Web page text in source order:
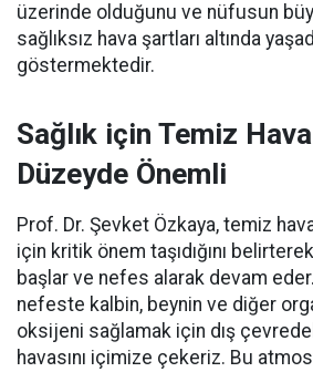
üzerinde olduğunu ve nüfusun
sağlıksız hava şartları altında
göstermektedir.
Sağlık için Temiz
Düzeyde Önemli
Prof. Dr. Şevket Özkaya, temiz
için kritik önem taşıdığını
başlar ve nefes alarak devam
nefeste kalbin, beynin ve diğer
oksijeni sağlamak için dış
havasını içimize çekeriz. Bu